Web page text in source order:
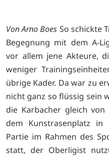
Von Arno Boes So schickte
Begegnung mit dem A-
vor allem jene Akteure,
weniger
übrige Kader. Da war zu
nicht ganz so flüssig sein
die Karbacher gleich
dem Kunstrasenplatz
Partie im Rahmen des
statt, der Oberligist